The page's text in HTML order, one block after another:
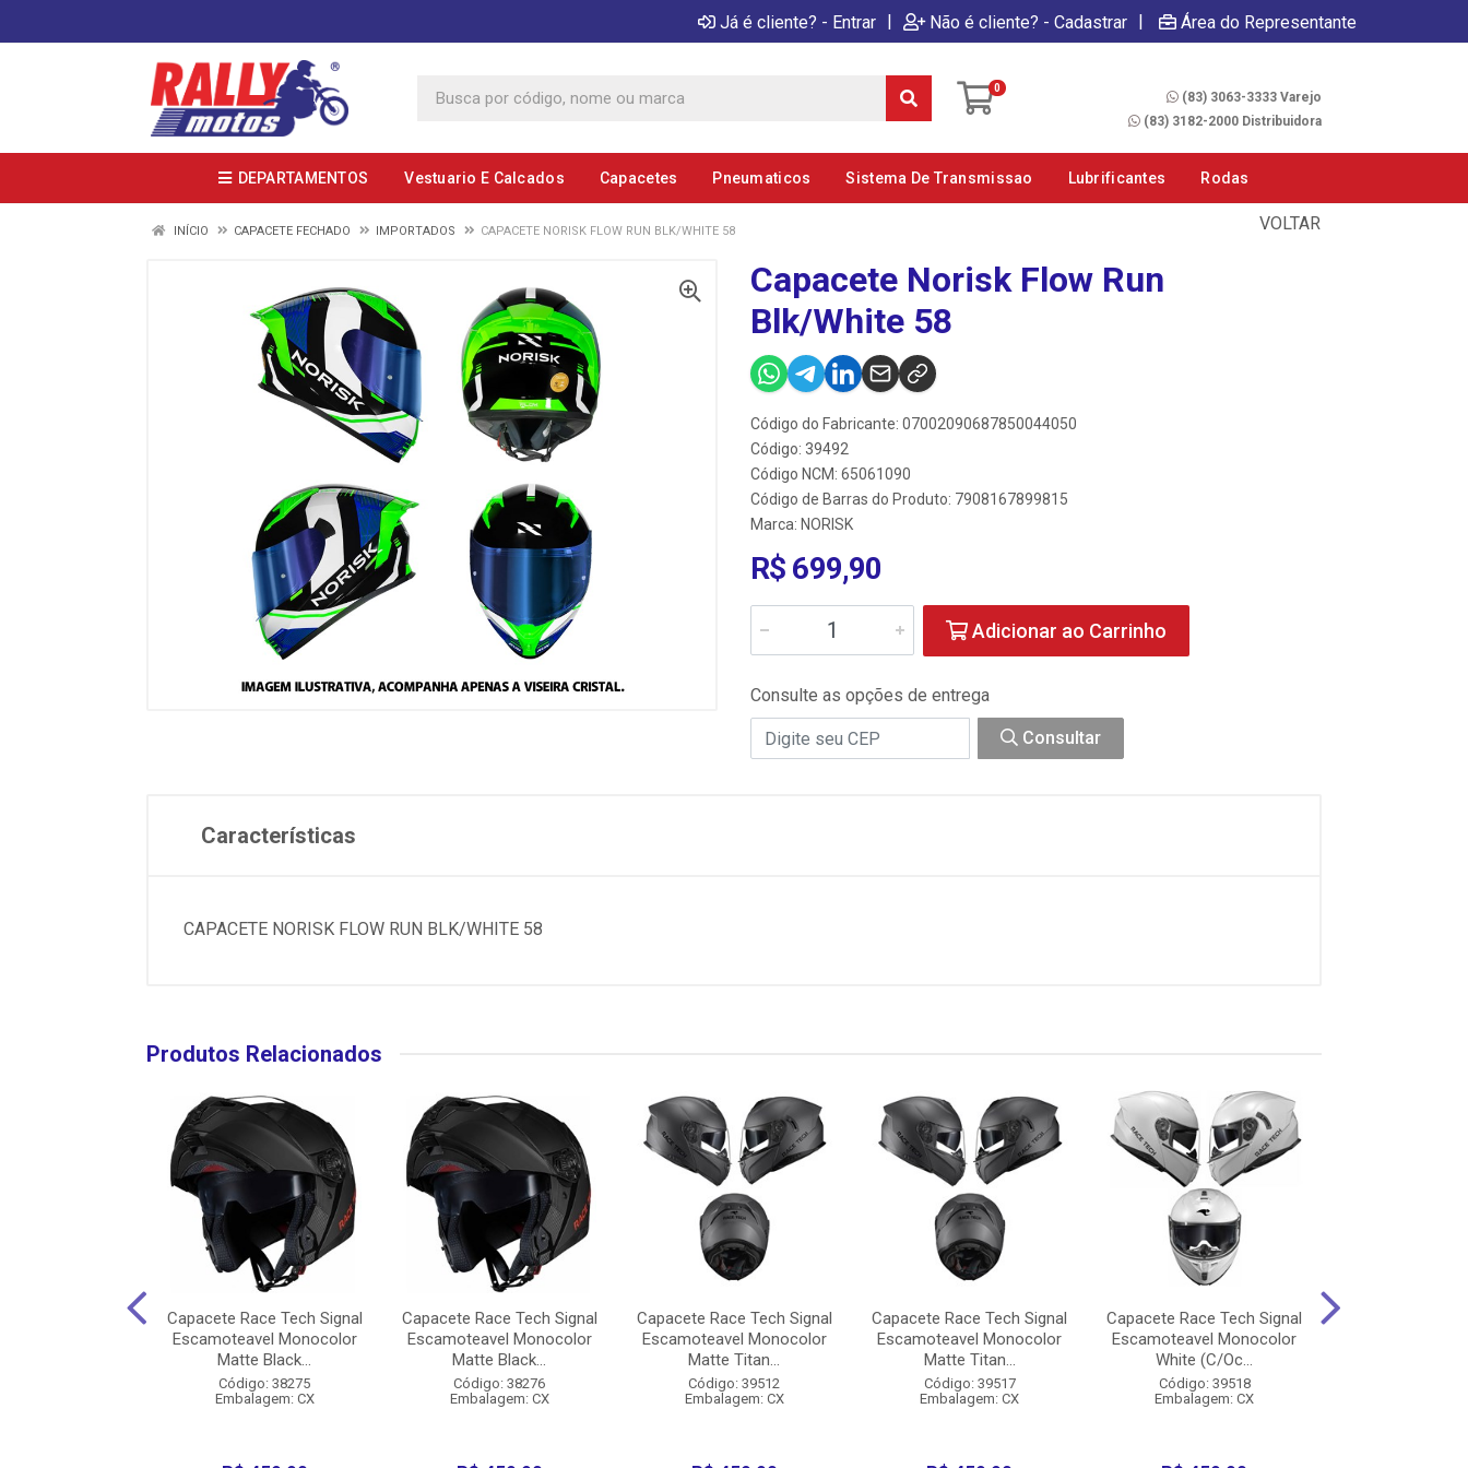
Já é cliente? - Entrar | Não é cliente? - Cadastrar | Área do Representante
0
(83) 3063-3333 Varejo
(83) 3182-2000 Distribuidora
DEPARTAMENTOS Vestuario E Calcados Capacetes Pneumaticos Sistema De Transmissao Lubrificantes Rodas
VOLTAR
INÍCIO CAPACETE FECHADO IMPORTADOS CAPACETE NORISK FLOW RUN BLK/WHITE 58
Capacete Norisk Flow Run
Blk/White 58
Código do Fabricante: 07002090687850044050
Código: 39492
Código NCM: 65061090
Código de Barras do Produto: 7908167899815
Marca: NORISK
R$ 699,90
Adicionar ao Carrinho
Consulte as opções de entrega
Consultar
Características
CAPACETE NORISK FLOW RUN BLK/WHITE 58
Produtos Relacionados
Capacete Race Tech Signal
Escamoteavel Monocolor
Matte Black...
Código: 38275
Embalagem: CX
Capacete Race Tech Signal
Escamoteavel Monocolor
Matte Black...
Código: 38276
Embalagem: CX
Capacete Race Tech Signal
Escamoteavel Monocolor
Matte Titan...
Código: 39512
Embalagem: CX
Capacete Race Tech Signal
Escamoteavel Monocolor
Matte Titan...
Código: 39517
Embalagem: CX
Capacete Race Tech Signal
Escamoteavel Monocolor
White (C/Oc...
Código: 39518
Embalagem: CX